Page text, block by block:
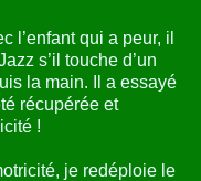
l’enfant qui a peur, il
s’il touche d’un
la main. Il a essayé
récupérée et
!
je redéploie le